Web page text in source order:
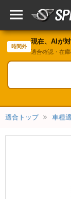
時間外
現在、AIが
適合確認・在
適合トップ 車種